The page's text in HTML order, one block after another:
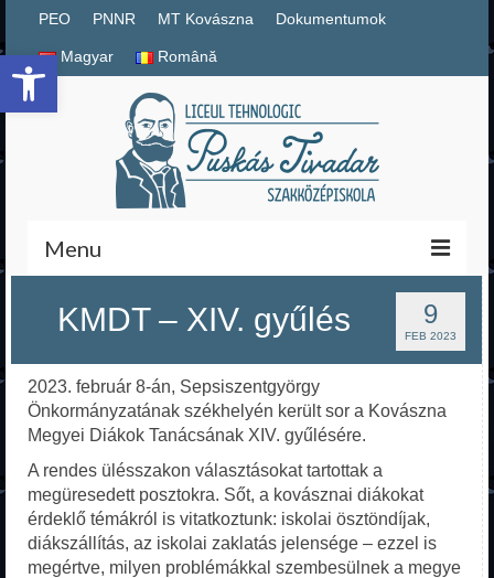
Eszköztár megnyitása
PEO PNNR MT Kovászna Dokumentumok
Magyar Română
Menu
Magyar
PNNR
Iskolai dokumentumok
Kezdőlap
Az iskoláról
9
FEB 2023
KMDT – XIV. gyűlés
2023. február 8-án, Sepsiszentgyörgy
Önkormányzatának székhelyén került sor a Kovászna
Megyei Diákok Tanácsának XIV. gyűlésére.
A rendes ülésszakon választásokat tartottak a
megüresedett posztokra. Sőt, a kovásznai diákokat
érdeklő témákról is vitatkoztunk: iskolai ösztöndíjak,
diákszállítás, az iskolai zaklatás jelensége – ezzel is
megértve, milyen problémákkal szembesülnek a megye